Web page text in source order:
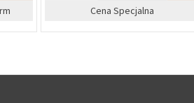
Cena Specjalna